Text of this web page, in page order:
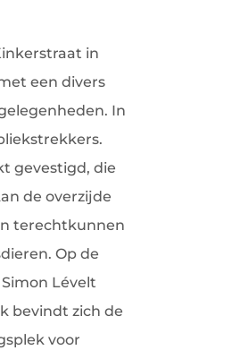
in
een divers
In
gevestigd, die
de overzijde
terechtkunnen
Op de
Lévelt
bevindt zich de
voor